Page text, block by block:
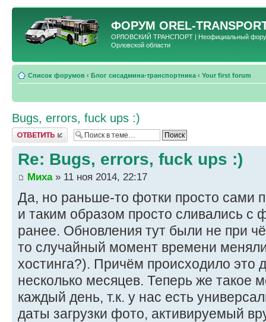
ФОРУМ OREL-
ОРЛОВСКИЙ ТРАНСПОРТ | Неофициальный форум
Орловской области
Список форумов ‹ Блог сисадмина-транспортника ‹ Your first forum
Bugs, errors, fuck ups :)
Ответить
Re: Bugs, errors, fuck ups :)
Миха» 11 ноя 2014, 22:17
Да, но раньше-то фотки просто сами
и таким образом просто сливались с
ранее. Обновления тут были не при
то случайный момент времени меняли
хостинга?). Причём происходило это
несколько месяцев. Теперь же такое
каждый день, т.к. у нас есть
даты загрузки фото, активируемый